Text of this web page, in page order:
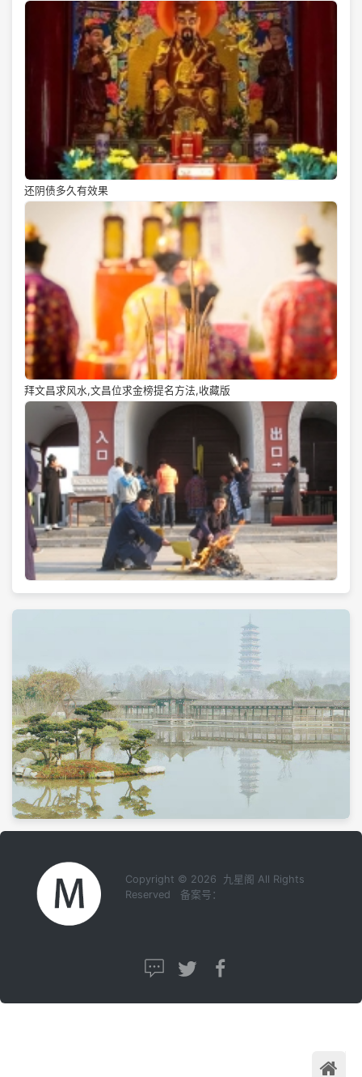
还阴债多久有效果
拜文昌求风水,文昌位求金榜提名方法,收藏版
Copyright © 2026 九星阁 All Rights
Reserved 备案号：